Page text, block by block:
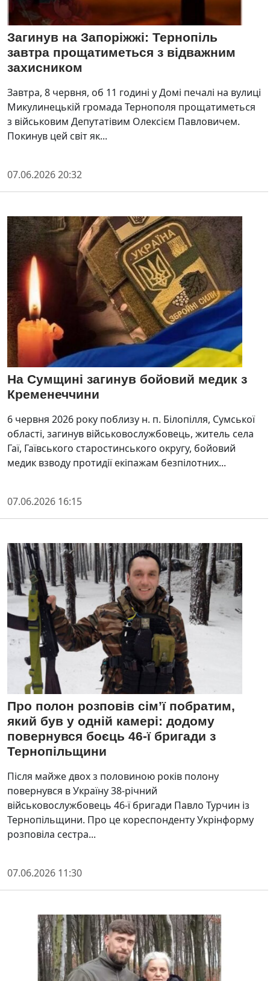
Загинув на Запоріжжі: Тернопіль
завтра прощатиметься з відважним
захисником
Завтра, 8 червня, об 11 годині у Домі печалі на вулиці
Микулинецькій громада Тернополя прощатиметься
з військовим Депутатівим Олексієм Павловичем.
Покинув цей світ як...
07.06.2026 20:32
На Сумщині загинув бойовий медик з
Кременеччини
6 червня 2026 року поблизу н. п. Білопілля, Сумської
області, загинув військовослужбовець, житель села
Гаї, Гаївського старостинського округу, бойовий
медик взводу протидії екіпажам безпілотних...
07.06.2026 16:15
Про полон розповів сім’ї побратим,
який був у одній камері: додому
повернувся боєць 46-ї бригади з
Тернопільщини
Після майже двох з половиною років полону
повернувся в Україну 38-річний
військовослужбовець 46-ї бригади Павло Турчин із
Тернопільщини. Про це кореспонденту Укрінформу
розповіла сестра...
07.06.2026 11:30